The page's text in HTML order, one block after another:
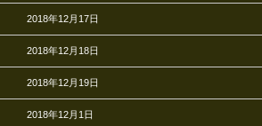
2018年12月17日
2018年12月18日
2018年12月19日
2018年12月1日